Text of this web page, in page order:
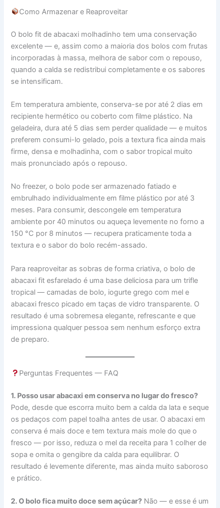
Como Armazenar e Reaproveitar
O bolo fit de abacaxi molhadinho tem uma conservação
excelente — e, assim como a maioria dos bolos com frutas
incorporadas à massa, melhora de sabor com o repouso,
quando a calda se redistribui completamente e os sabores
se intensificam.
Em temperatura ambiente, conserva-se por até 2 dias em
recipiente hermético ou coberto com filme plástico. Na
geladeira, dura até 5 dias sem perder qualidade — e muitos
preferem consumi-lo gelado, pois a textura fica ainda mais
firme, densa e molhadinha, com o sabor tropical muito
mais pronunciado após o repouso.
No freezer, o bolo pode ser armazenado fatiado e
embrulhado individualmente em filme plástico por até 3
meses. Para consumir, descongele em temperatura
ambiente por 40 minutos ou aqueça levemente no forno a
150 °C por 8 minutos — recupera praticamente toda a
textura e o sabor do bolo recém-assado.
Para reaproveitar as sobras de forma criativa, o bolo de
abacaxi fit esfarelado é uma base deliciosa para um trifle
tropical — camadas de bolo, iogurte grego com mel e
abacaxi fresco picado em taças de vidro transparente. O
resultado é uma sobremesa elegante, refrescante e que
impressiona qualquer pessoa sem nenhum esforço extra
de preparo.
Perguntas Frequentes — FAQ
1. Posso usar abacaxi em conserva no lugar do fresco?
Pode, desde que escorra muito bem a calda da lata e seque
os pedaços com papel toalha antes de usar. O abacaxi em
conserva é mais doce e tem textura mais mole do que o
fresco — por isso, reduza o mel da receita para 1 colher de
sopa e omita o gengibre da calda para equilibrar. O
resultado é levemente diferente, mas ainda muito saboroso
e prático.
2. O bolo fica muito doce sem açúcar? Não — e esse é um